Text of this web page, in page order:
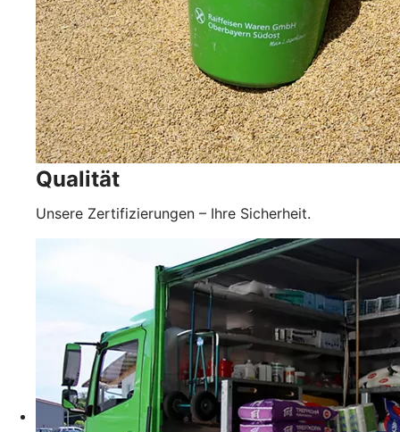
Qualität
Unsere Zertifizierungen – Ihre Sicherheit.